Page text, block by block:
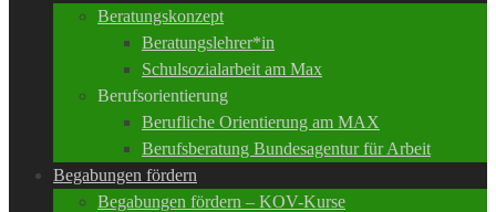
Beratungskonzept
Beratungslehrer*in
Schulsozialarbeit am Max
Berufsorientierung
Berufliche Orientierung am MAX
Berufsberatung Bundesagentur für Arbeit
Begabungen fördern
Begabungen fördern – KOV-Kurse